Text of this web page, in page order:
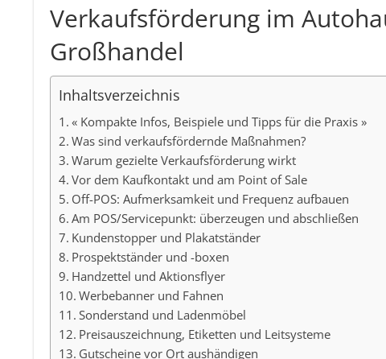
Verkaufsförderung im
Großhandel
Inhaltsverzeichnis
« Kompakte Infos, Beispiele und Tipps für die Praxis »
Was sind verkaufsfördernde Maßnahmen?
Warum gezielte Verkaufsförderung wirkt
Vor dem Kaufkontakt und am Point of Sale
Off-POS: Aufmerksamkeit und Frequenz aufbauen
Am POS/Servicepunkt: überzeugen und abschließen
Kundenstopper und Plakatständer
Prospektständer und -boxen
Handzettel und Aktionsflyer
Werbebanner und Fahnen
Sonderstand und Ladenmöbel
Preisauszeichnung, Etiketten und Leitsysteme
Gutscheine vor Ort aushändigen